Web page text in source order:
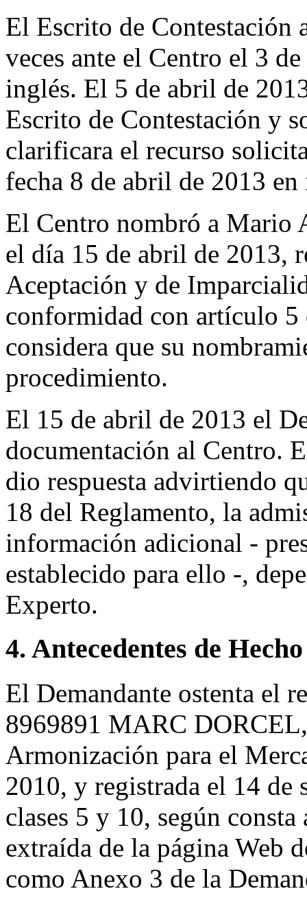
El Escrito de Contestación
veces ante el Centro el 3
inglés. El 5 de abril de
Escrito de Contestación y
clarificara el recurso
fecha 8 de abril de 2013 en
El Centro nombró a Mario
el día 15 de abril de 2013,
Aceptación y de
conformidad con artículo
considera que su
procedimiento.
El 15 de abril de 2013 el
documentación al Centro.
dio respuesta advirtiendo
18 del Reglamento, la
información adicional -
establecido para ello -,
Experto.
4. Antecedentes de Hecho
El Demandante ostenta el
8969891 MARC
Armonización para el
2010, y registrada el 14 de
clases 5 y 10, según
extraída de la página Web
como Anexo 3 de la